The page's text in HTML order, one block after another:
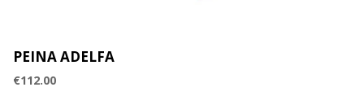
PEINA ADELFA
€112.00